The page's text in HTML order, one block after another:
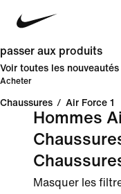
passer aux produits
Voir toutes les nouveautés
Acheter
Chaussures / Air Force 1
Hommes
Masquer les